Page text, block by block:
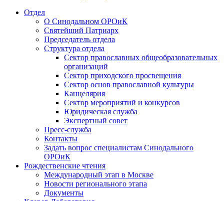
Отдел
О Синодальном ОРОиК
Святейший Патриарх
Председатель отдела
Структура отдела
Сектор православных общеобразовательных
организаций
Сектор приходского просвещения
Сектор основ православной культуры
Канцелярия
Сектор мероприятий и конкурсов
Юридическая служба
Экспертный совет
Пресс-служба
Контакты
Задать вопрос специалистам Синодального
ОРОиК
Рождественские чтения
Международный этап в Москве
Новости регионального этапа
Документы